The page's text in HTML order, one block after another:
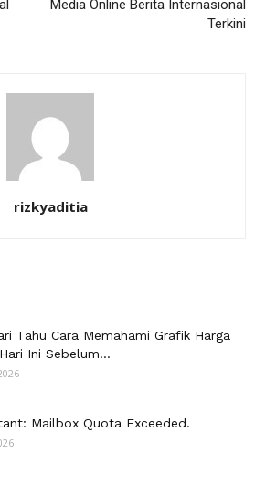
Media Online Berita Internasional
Terkini
rizkyaditia
Tahu Cara Memahami Grafik Harga
Ini Sebelum...
Mailbox Quota Exceeded.